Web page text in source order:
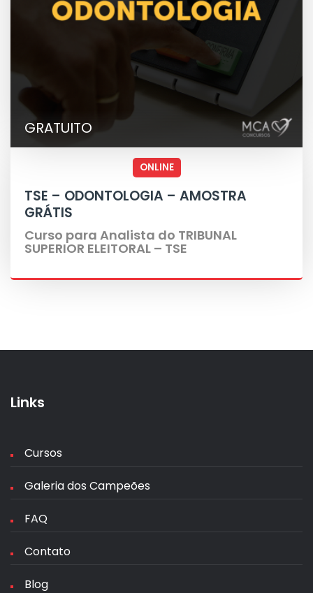
GRATUITO
ONLINE
TSE – ODONTOLOGIA – AMOSTRA
GRÁTIS
Curso para Analista do TRIBUNAL
SUPERIOR ELEITORAL – TSE
Links
Cursos
Galeria dos Campeões
FAQ
Contato
Blog